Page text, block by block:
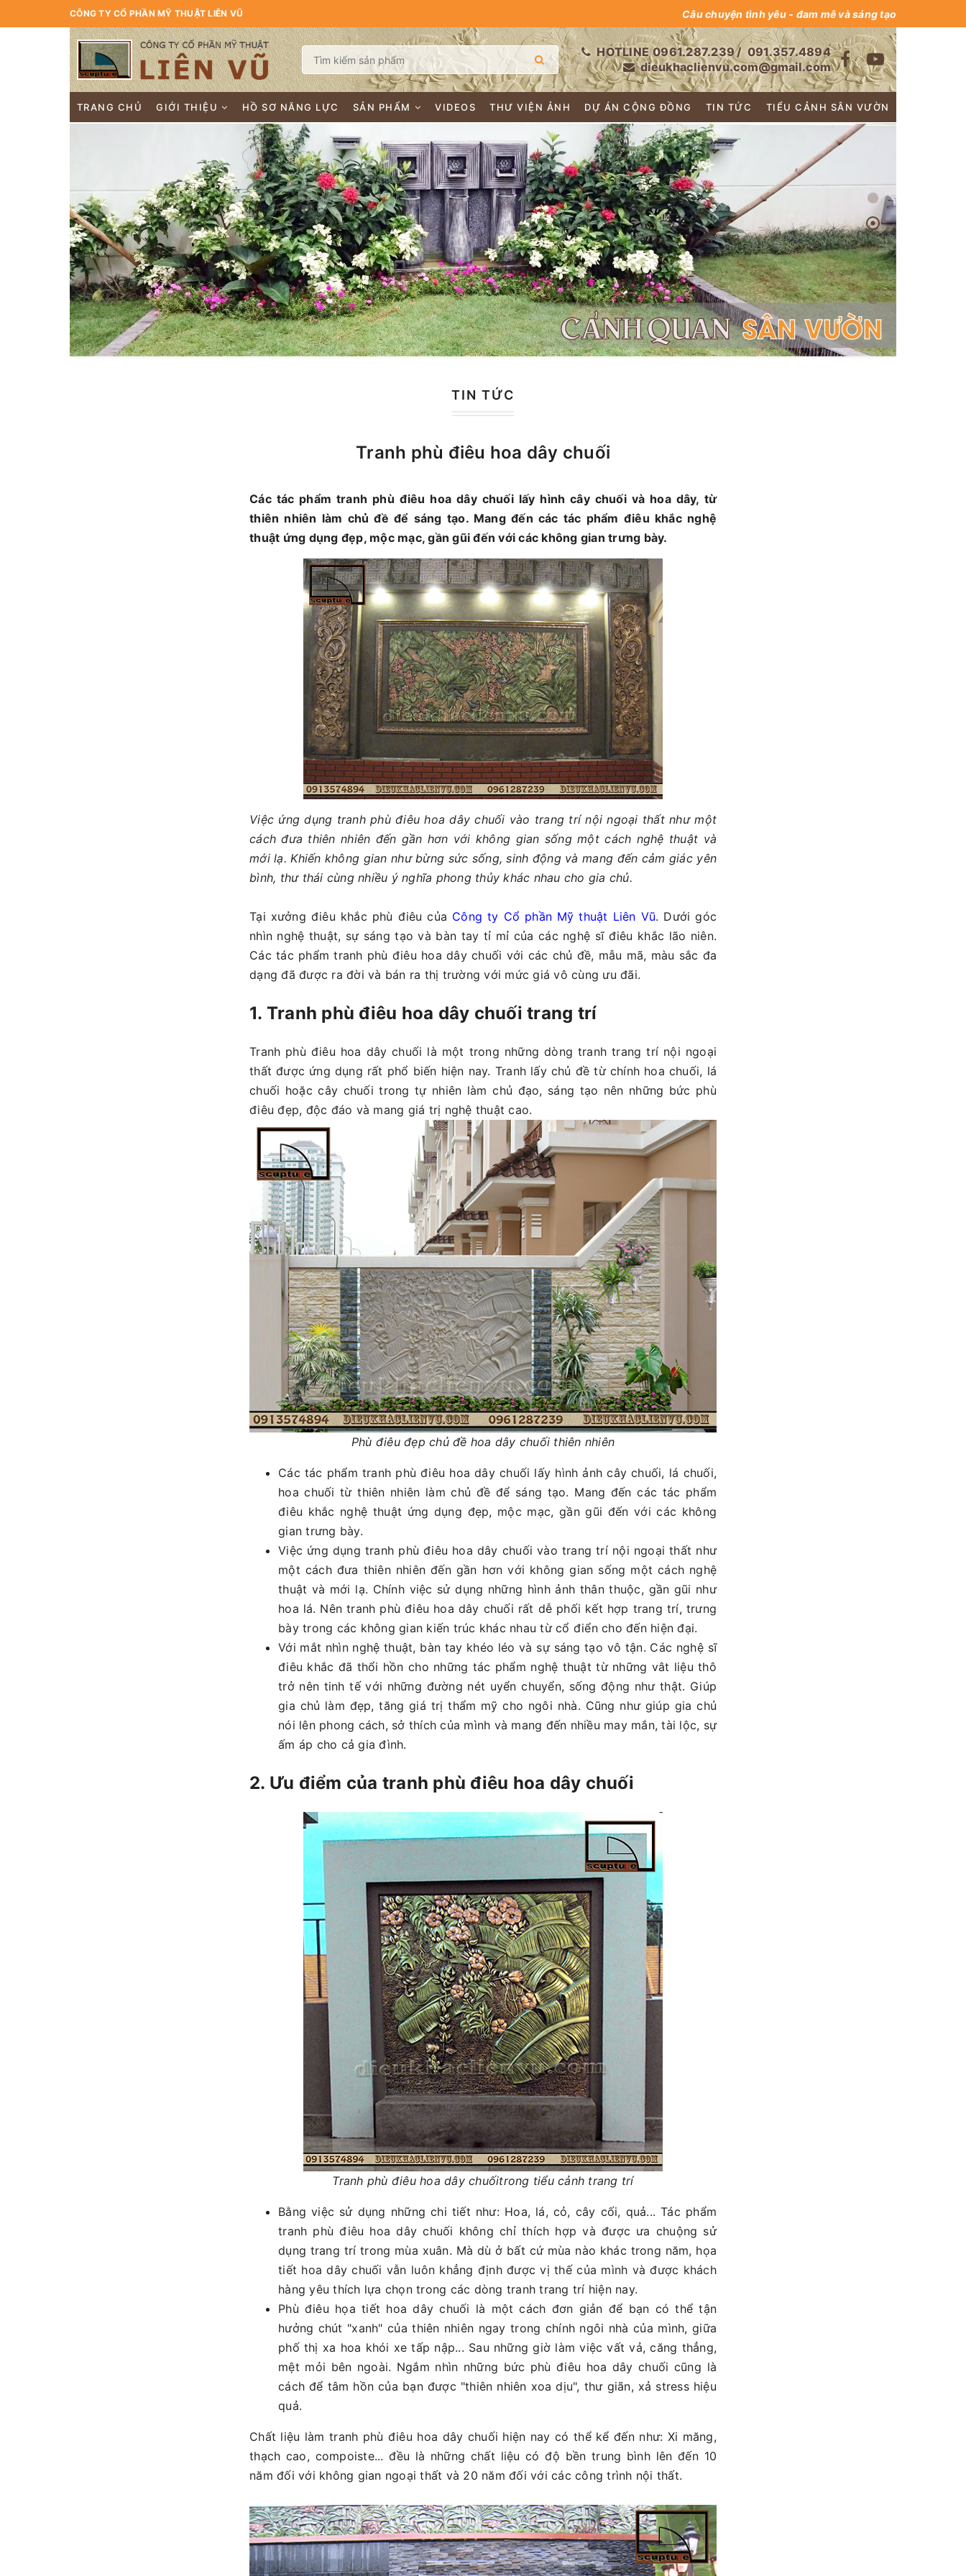
CÔNG TY CỔ PHẦN MỸ THUẬT LIÊN VŨ Câu chuyện tình yêu - đam mê và sáng tạo
HOTLINE 0961.287.239/ 091.357.4894
dieukhaclienvu.com@gmail.com
TRANG CHỦ GIỚI THIỆU HỒ SƠ NĂNG LỰC SẢN PHẨM VIDEOS THƯ VIỆN ẢNH DỰ ÁN CỘNG ĐỒNG TIN TỨC TIỂU CẢNH SÂN VƯỜN
TIN TỨC
Tranh phù điêu hoa dây chuối
Các tác phẩm tranh phù điêu hoa dây chuối lấy hình cây chuối và hoa dây, từ
thiên nhiên làm chủ đề để sáng tạo. Mang đến các tác phẩm điêu khắc nghệ
thuật ứng dụng đẹp, mộc mạc, gần gũi đến với các không gian trưng bày.
Việc ứng dụng tranh phù điêu hoa dây chuối vào trang trí nội ngoại thất như một
cách đưa thiên nhiên đến gần hơn với không gian sống một cách nghệ thuật và
mới lạ. Khiến không gian như bừng sức sống, sinh động và mang đến cảm giác yên
bình, thư thái cùng nhiều ý nghĩa phong thủy khác nhau cho gia chủ.
Tại xưởng điêu khắc phù điêu của Công ty Cổ phần Mỹ thuật Liên Vũ. Dưới góc
nhìn nghệ thuật, sự sáng tạo và bàn tay tỉ mỉ của các nghệ sĩ điêu khắc lão niên.
Các tác phẩm tranh phù điêu hoa dây chuối với các chủ đề, mẫu mã, màu sắc đa
dạng đã được ra đời và bán ra thị trường với mức giá vô cùng ưu đãi.
1. Tranh phù điêu hoa dây chuối trang trí
Tranh phù điêu hoa dây chuối là một trong những dòng tranh trang trí nội ngoại
thất được ứng dụng rất phổ biến hiện nay. Tranh lấy chủ đề từ chính hoa chuối, lá
chuối hoặc cây chuối trong tự nhiên làm chủ đạo, sáng tạo nên những bức phù
điêu đẹp, độc đáo và mang giá trị nghệ thuật cao.
Phù điêu đẹp chủ đề hoa dây chuối thiên nhiên
Các tác phẩm tranh phù điêu hoa dây chuối lấy hình ảnh cây chuối, lá chuối,
hoa chuối từ thiên nhiên làm chủ đề để sáng tạo. Mang đến các tác phẩm
điêu khắc nghệ thuật ứng dụng đẹp, mộc mạc, gần gũi đến với các không
gian trưng bày.
Việc ứng dụng tranh phù điêu hoa dây chuối vào trang trí nội ngoại thất như
một cách đưa thiên nhiên đến gần hơn với không gian sống một cách nghệ
thuật và mới lạ. Chính việc sử dụng những hình ảnh thân thuộc, gần gũi như
hoa lá. Nên tranh phù điêu hoa dây chuối rất dễ phối kết hợp trang trí, trưng
bày trong các không gian kiến trúc khác nhau từ cổ điển cho đến hiện đại.
Với mắt nhìn nghệ thuật, bàn tay khéo léo và sự sáng tạo vô tận. Các nghệ sĩ
điêu khắc đã thổi hồn cho những tác phẩm nghệ thuật từ những vât liệu thô
trở nên tinh tế với những đường nét uyển chuyển, sống động như thật. Giúp
gia chủ làm đẹp, tăng giá trị thẩm mỹ cho ngôi nhà. Cũng như giúp gia chủ
nói lên phong cách, sở thích của mình và mang đến nhiều may mắn, tài lộc, sự
ấm áp cho cả gia đình.
2. Ưu điểm của tranh phù điêu hoa dây chuối
Tranh phù điêu hoa dây chuốitrong tiểu cảnh trang trí
Bằng việc sử dụng những chi tiết như: Hoa, lá, cỏ, cây cối, quả... Tác phẩm
tranh phù điêu hoa dây chuối không chỉ thích hợp và được ưa chuộng sử
dụng trang trí trong mùa xuân. Mà dù ở bất cứ mùa nào khác trong năm, họa
tiết hoa dây chuối vẫn luôn khẳng định được vị thế của mình và được khách
hàng yêu thích lựa chọn trong các dòng tranh trang trí hiện nay.
Phù điêu họa tiết hoa dây chuối là một cách đơn giản để bạn có thể tận
hưởng chút "xanh" của thiên nhiên ngay trong chính ngôi nhà của mình, giữa
phố thị xa hoa khói xe tấp nập... Sau những giờ làm việc vất vả, căng thẳng,
mệt mỏi bên ngoài. Ngắm nhìn những bức phù điêu hoa dây chuối cũng là
cách để tâm hồn của bạn được "thiên nhiên xoa dịu", thư giãn, xả stress hiệu
quả.
Chất liệu làm tranh phù điêu hoa dây chuối hiện nay có thể kể đến như: Xi măng,
thạch cao, compoiste... đều là những chất liệu có độ bền trung bình lên đến 10
năm đối với không gian ngoại thất và 20 năm đối với các công trình nội thất.